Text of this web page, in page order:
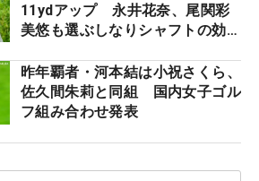
11ydアップ 永井花奈、尾関彩
美悠も選ぶしなりシャフトの効果
ア”】
昨年覇者・河本結は小祝さくら、
佐久間朱莉と同組 国内女子ゴル
フ組み合わせ発表